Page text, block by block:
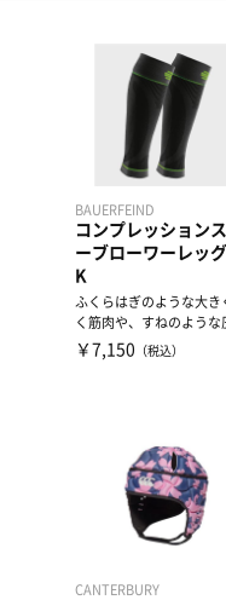
BAUERFEIND
コンプレッション
ーブローワーレッ
K
ふくらはぎのような大き
く筋肉や、すねのような
かけたくない部分には加
￥7,150 （税込）
CANTERBURY